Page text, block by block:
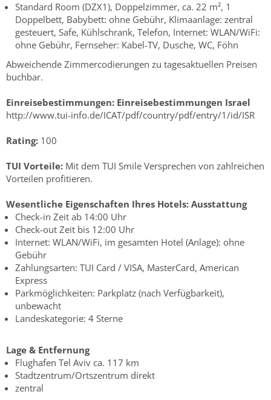
Standard Room (DZX1), Doppelzimmer, ca. 22 m², 1
Doppelbett, Babybett: ohne Gebühr, Klimaanlage: zentral
gesteuert, Safe, Kühlschrank, Telefon, Internet: WLAN/WiFi:
ohne Gebühr, Fernseher: Kabel-TV, Dusche, WC, Föhn
Abweichende Zimmercodierungen zu tagesaktuellen Preisen
buchbar.
Einreisebestimmungen: Einreisebestimmungen Israel
http://www.tui-info.de/ICAT/pdf/country/pdf/entry/1/id/ISR
Rating: 100
TUI Vorteile: Mit dem TUI Smile Versprechen von zahlreichen
Vorteilen profitieren.
Wesentliche Eigenschaften Ihres Hotels: Ausstattung
Check-in Zeit ab 14:00 Uhr
Check-out Zeit bis 12:00 Uhr
Internet: WLAN/WiFi, im gesamten Hotel (Anlage): ohne
Gebühr
Zahlungsarten: TUI Card / VISA, MasterCard, American
Express
Parkmöglichkeiten: Parkplatz (nach Verfügbarkeit),
unbewacht
Landeskategorie: 4 Sterne
Lage & Entfernung
Flughafen Tel Aviv ca. 117 km
Stadtzentrum/Ortszentrum direkt
zentral